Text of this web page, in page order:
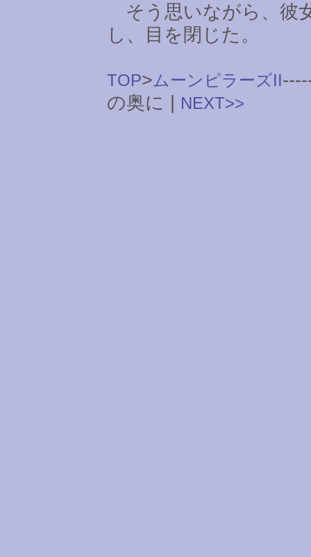
そう思いながら、彼
し、目を閉じた。
TOP>ムーンピラーズII
の奥に |
NEXT>>